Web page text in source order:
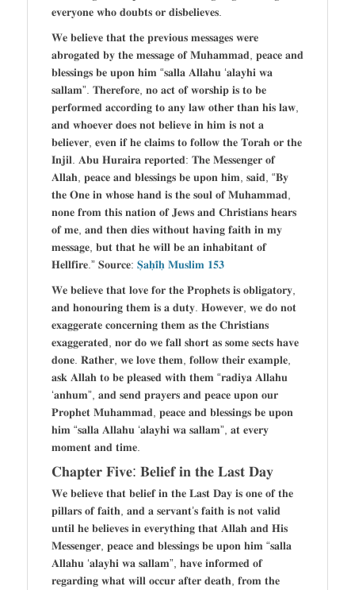
𝐞𝐯𝐞𝐫𝐲𝐨𝐧𝐞 𝐰𝐡𝐨 𝐝𝐨𝐮𝐛𝐭𝐬 𝐨𝐫 𝐝𝐢𝐬𝐛𝐞𝐥𝐢𝐞𝐯𝐞𝐬.
𝐖𝐞 𝐛𝐞𝐥𝐢𝐞𝐯𝐞 𝐭𝐡𝐚𝐭 𝐭𝐡𝐞 𝐩𝐫𝐞𝐯𝐢𝐨𝐮𝐬 𝐦𝐞𝐬𝐬𝐚𝐠𝐞𝐬 𝐰𝐞𝐫𝐞
𝐚𝐛𝐫𝐨𝐠𝐚𝐭𝐞𝐝 𝐛𝐲 𝐭𝐡𝐞 𝐦𝐞𝐬𝐬𝐚𝐠𝐞 𝐨𝐟 𝐌𝐮𝐡𝐚𝐦𝐦𝐚𝐝, 𝐩𝐞𝐚𝐜𝐞 𝐚𝐧𝐝
𝐛𝐥𝐞𝐬𝐬𝐢𝐧𝐠𝐬 𝐛𝐞 𝐮𝐩𝐨𝐧 𝐡𝐢𝐦 “𝐬𝐚𝐥𝐥𝐚 𝐀𝐥𝐥𝐚𝐡𝐮 ‘𝐚𝐥𝐚𝐲𝐡𝐢 𝐰𝐚
𝐬𝐚𝐥𝐥𝐚𝐦”. 𝐓𝐡𝐞𝐫𝐞𝐟𝐨𝐫𝐞, 𝐧𝐨 𝐚𝐜𝐭 𝐨𝐟 𝐰𝐨𝐫𝐬𝐡𝐢𝐩 𝐢𝐬 𝐭𝐨 𝐛𝐞
𝐩𝐞𝐫𝐟𝐨𝐫𝐦𝐞𝐝 𝐚𝐜𝐜𝐨𝐫𝐝𝐢𝐧𝐠 𝐭𝐨 𝐚𝐧𝐲 𝐥𝐚𝐰 𝐨𝐭𝐡𝐞𝐫 𝐭𝐡𝐚𝐧 𝐡𝐢𝐬 𝐥𝐚𝐰,
𝐚𝐧𝐝 𝐰𝐡𝐨𝐞𝐯𝐞𝐫 𝐝𝐨𝐞𝐬 𝐧𝐨𝐭 𝐛𝐞𝐥𝐢𝐞𝐯𝐞 𝐢𝐧 𝐡𝐢𝐦 𝐢𝐬 𝐧𝐨𝐭 𝐚
𝐛𝐞𝐥𝐢𝐞𝐯𝐞𝐫, 𝐞𝐯𝐞𝐧 𝐢𝐟 𝐡𝐞 𝐜𝐥𝐚𝐢𝐦𝐬 𝐭𝐨 𝐟𝐨𝐥𝐥𝐨𝐰 𝐭𝐡𝐞 𝐓𝐨𝐫𝐚𝐡 𝐨𝐫 𝐭𝐡𝐞
𝐈𝐧𝐣𝐢𝐥. 𝐀𝐛𝐮 𝐇𝐮𝐫𝐚𝐢𝐫𝐚 𝐫𝐞𝐩𝐨𝐫𝐭𝐞𝐝: 𝐓𝐡𝐞 𝐌𝐞𝐬𝐬𝐞𝐧𝐠𝐞𝐫 𝐨𝐟
𝐀𝐥𝐥𝐚𝐡, 𝐩𝐞𝐚𝐜𝐞 𝐚𝐧𝐝 𝐛𝐥𝐞𝐬𝐬𝐢𝐧𝐠𝐬 𝐛𝐞 𝐮𝐩𝐨𝐧 𝐡𝐢𝐦, 𝐬𝐚𝐢𝐝, “𝐁𝐲
𝐭𝐡𝐞 𝐎𝐧𝐞 𝐢𝐧 𝐰𝐡𝐨𝐬𝐞 𝐡𝐚𝐧𝐝 𝐢𝐬 𝐭𝐡𝐞 𝐬𝐨𝐮𝐥 𝐨𝐟 𝐌𝐮𝐡𝐚𝐦𝐦𝐚𝐝,
𝐧𝐨𝐧𝐞 𝐟𝐫𝐨𝐦 𝐭𝐡𝐢𝐬 𝐧𝐚𝐭𝐢𝐨𝐧 𝐨𝐟 𝐉𝐞𝐰𝐬 𝐚𝐧𝐝 𝐂𝐡𝐫𝐢𝐬𝐭𝐢𝐚𝐧𝐬 𝐡𝐞𝐚𝐫𝐬
𝐨𝐟 𝐦𝐞, 𝐚𝐧𝐝 𝐭𝐡𝐞𝐧 𝐝𝐢𝐞𝐬 𝐰𝐢𝐭𝐡𝐨𝐮𝐭 𝐡𝐚𝐯𝐢𝐧𝐠 𝐟𝐚𝐢𝐭𝐡 𝐢𝐧 𝐦𝐲
𝐦𝐞𝐬𝐬𝐚𝐠𝐞, 𝐛𝐮𝐭 𝐭𝐡𝐚𝐭 𝐡𝐞 𝐰𝐢𝐥𝐥 𝐛𝐞 𝐚𝐧 𝐢𝐧𝐡𝐚𝐛𝐢𝐭𝐚𝐧𝐭 𝐨𝐟
𝐇𝐞𝐥𝐥𝐟𝐢𝐫𝐞.” 𝐒𝐨𝐮𝐫𝐜𝐞: 𝐒̣𝐚𝐡̣𝐢̄𝐡̣ 𝐌𝐮𝐬𝐥𝐢𝐦 𝟏𝟓𝟑
𝐖𝐞 𝐛𝐞𝐥𝐢𝐞𝐯𝐞 𝐭𝐡𝐚𝐭 𝐥𝐨𝐯𝐞 𝐟𝐨𝐫 𝐭𝐡𝐞 𝐏𝐫𝐨𝐩𝐡𝐞𝐭𝐬 𝐢𝐬 𝐨𝐛𝐥𝐢𝐠𝐚𝐭𝐨𝐫𝐲,
𝐚𝐧𝐝 𝐡𝐨𝐧𝐨𝐮𝐫𝐢𝐧𝐠 𝐭𝐡𝐞𝐦 𝐢𝐬 𝐚 𝐝𝐮𝐭𝐲. 𝐇𝐨𝐰𝐞𝐯𝐞𝐫, 𝐰𝐞 𝐝𝐨 𝐧𝐨𝐭
𝐞𝐱𝐚𝐠𝐠𝐞𝐫𝐚𝐭𝐞 𝐜𝐨𝐧𝐜𝐞𝐫𝐧𝐢𝐧𝐠 𝐭𝐡𝐞𝐦 𝐚𝐬 𝐭𝐡𝐞 𝐂𝐡𝐫𝐢𝐬𝐭𝐢𝐚𝐧𝐬
𝐞𝐱𝐚𝐠𝐠𝐞𝐫𝐚𝐭𝐞𝐝, 𝐧𝐨𝐫 𝐝𝐨 𝐰𝐞 𝐟𝐚𝐥𝐥 𝐬𝐡𝐨𝐫𝐭 𝐚𝐬 𝐬𝐨𝐦𝐞 𝐬𝐞𝐜𝐭𝐬 𝐡𝐚𝐯𝐞
𝐝𝐨𝐧𝐞. 𝐑𝐚𝐭𝐡𝐞𝐫, 𝐰𝐞 𝐥𝐨𝐯𝐞 𝐭𝐡𝐞𝐦, 𝐟𝐨𝐥𝐥𝐨𝐰 𝐭𝐡𝐞𝐢𝐫 𝐞𝐱𝐚𝐦𝐩𝐥𝐞,
𝐚𝐬𝐤 𝐀𝐥𝐥𝐚𝐡 𝐭𝐨 𝐛𝐞 𝐩𝐥𝐞𝐚𝐬𝐞𝐝 𝐰𝐢𝐭𝐡 𝐭𝐡𝐞𝐦 “𝐫𝐚𝐝𝐢𝐲𝐚 𝐀𝐥𝐥𝐚𝐡𝐮
‘𝐚𝐧𝐡𝐮𝐦”, 𝐚𝐧𝐝 𝐬𝐞𝐧𝐝 𝐩𝐫𝐚𝐲𝐞𝐫𝐬 𝐚𝐧𝐝 𝐩𝐞𝐚𝐜𝐞 𝐮𝐩𝐨𝐧 𝐨𝐮𝐫
𝐏𝐫𝐨𝐩𝐡𝐞𝐭 𝐌𝐮𝐡𝐚𝐦𝐦𝐚𝐝, 𝐩𝐞𝐚𝐜𝐞 𝐚𝐧𝐝 𝐛𝐥𝐞𝐬𝐬𝐢𝐧𝐠𝐬 𝐛𝐞 𝐮𝐩𝐨𝐧
𝐡𝐢𝐦 “𝐬𝐚𝐥𝐥𝐚 𝐀𝐥𝐥𝐚𝐡𝐮 ‘𝐚𝐥𝐚𝐲𝐡𝐢 𝐰𝐚 𝐬𝐚𝐥𝐥𝐚𝐦”, 𝐚𝐭 𝐞𝐯𝐞𝐫𝐲
𝐦𝐨𝐦𝐞𝐧𝐭 𝐚𝐧𝐝 𝐭𝐢𝐦𝐞.
𝐂𝐡𝐚𝐩𝐭𝐞𝐫 𝐅𝐢𝐯𝐞: 𝐁𝐞𝐥𝐢𝐞𝐟 𝐢𝐧 𝐭𝐡𝐞 𝐋𝐚𝐬𝐭 𝐃𝐚𝐲
𝐖𝐞 𝐛𝐞𝐥𝐢𝐞𝐯𝐞 𝐭𝐡𝐚𝐭 𝐛𝐞𝐥𝐢𝐞𝐟 𝐢𝐧 𝐭𝐡𝐞 𝐋𝐚𝐬𝐭 𝐃𝐚𝐲 𝐢𝐬 𝐨𝐧𝐞 𝐨𝐟 𝐭𝐡𝐞
𝐩𝐢𝐥𝐥𝐚𝐫𝐬 𝐨𝐟 𝐟𝐚𝐢𝐭𝐡, 𝐚𝐧𝐝 𝐚 𝐬𝐞𝐫𝐯𝐚𝐧𝐭’𝐬 𝐟𝐚𝐢𝐭𝐡 𝐢𝐬 𝐧𝐨𝐭 𝐯𝐚𝐥𝐢𝐝
𝐮𝐧𝐭𝐢𝐥 𝐡𝐞 𝐛𝐞𝐥𝐢𝐞𝐯𝐞𝐬 𝐢𝐧 𝐞𝐯𝐞𝐫𝐲𝐭𝐡𝐢𝐧𝐠 𝐭𝐡𝐚𝐭 𝐀𝐥𝐥𝐚𝐡 𝐚𝐧𝐝 𝐇𝐢𝐬
𝐌𝐞𝐬𝐬𝐞𝐧𝐠𝐞𝐫, 𝐩𝐞𝐚𝐜𝐞 𝐚𝐧𝐝 𝐛𝐥𝐞𝐬𝐬𝐢𝐧𝐠𝐬 𝐛𝐞 𝐮𝐩𝐨𝐧 𝐡𝐢𝐦 “𝐬𝐚𝐥𝐥𝐚
𝐀𝐥𝐥𝐚𝐡𝐮 ‘𝐚𝐥𝐚𝐲𝐡𝐢 𝐰𝐚 𝐬𝐚𝐥𝐥𝐚𝐦”, 𝐡𝐚𝐯𝐞 𝐢𝐧𝐟𝐨𝐫𝐦𝐞𝐝 𝐨𝐟
𝐫𝐞𝐠𝐚𝐫𝐝𝐢𝐧𝐠 𝐰𝐡𝐚𝐭 𝐰𝐢𝐥𝐥 𝐨𝐜𝐜𝐮𝐫 𝐚𝐟𝐭𝐞𝐫 𝐝𝐞𝐚𝐭𝐡, 𝐟𝐫𝐨𝐦 𝐭𝐡𝐞